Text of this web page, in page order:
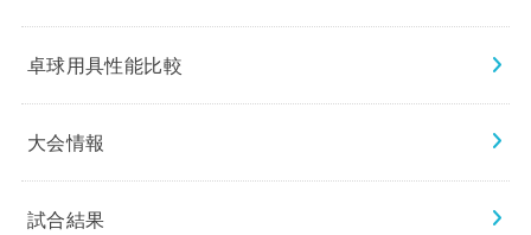
卓球用具性能比較
大会情報
試合結果